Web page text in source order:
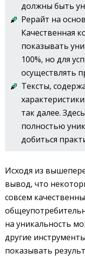
должны быть
Рерайт на
Качественная
показывать
100%, но для
осуществлять
Тексты,
так далее.
полностью
добиться
Исходя из
вывод, что
совсем
на уникальность
другие
показывать